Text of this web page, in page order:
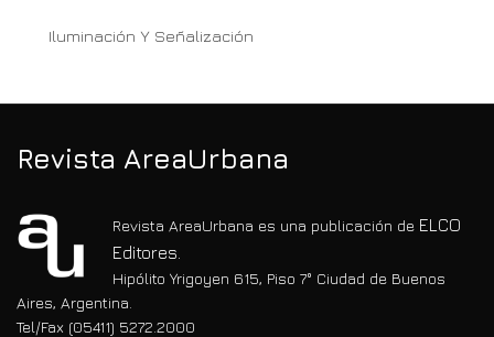
Iluminación Y Señalización
Revista AreaUrbana
Revista AreaUrbana es una publicación de ELCO
Editores.
Hipólito Yrigoyen 615, Piso 7° Ciudad de Buenos
Aires, Argentina.
Tel/Fax (05411) 5272.2000